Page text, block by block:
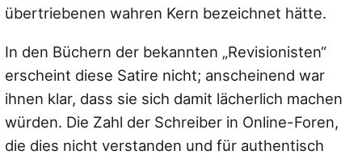
übertriebenen wahren Kern bezeichnet hätte.
In den Büchern der bekannten „Revisionisten“
erscheint diese Satire nicht; anscheinend war
ihnen klar, dass sie sich damit lächerlich machen
würden. Die Zahl der Schreiber in Online-Foren,
die dies nicht verstanden und für authentisch